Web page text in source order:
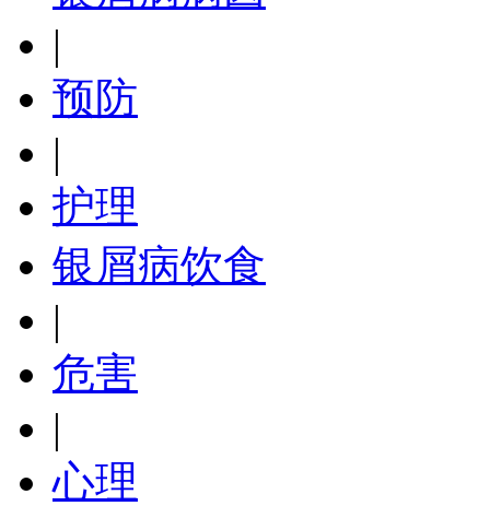
|
预防
|
护理
银屑病饮食
|
危害
|
心理